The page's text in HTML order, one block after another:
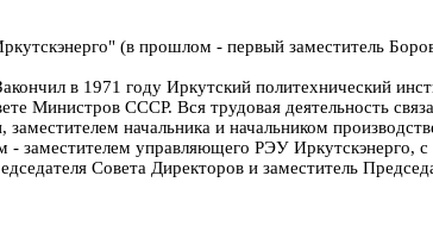
(в прошлом - первый заместитель
в 1971 году Иркутский политехнический
Министров СССР. Вся трудовая деятельность
начальника и начальником
- заместителем управляющего РЭУ
Совета Директоров и заместитель